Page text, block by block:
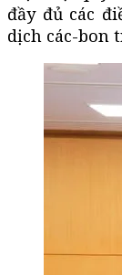
đầy đủ các
dịch các-bon